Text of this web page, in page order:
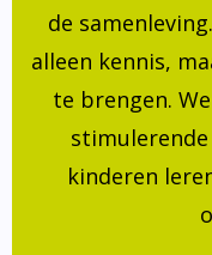
de
alleen kennis,
te brengen.
kinderen